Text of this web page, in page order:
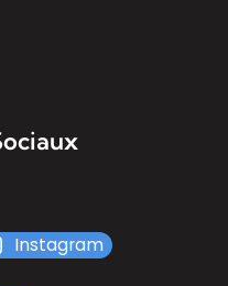
Instagram